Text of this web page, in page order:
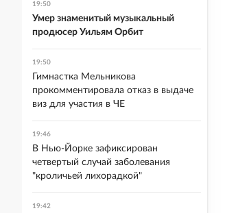
19:50
Умер знаменитый музыкальный
продюсер Уильям Орбит
19:50
Гимнастка Мельникова
прокомментировала отказ в выдаче
виз для участия в ЧЕ
19:46
В Нью-Йорке зафиксирован
четвертый случай заболевания
"кроличьей лихорадкой"
19:42